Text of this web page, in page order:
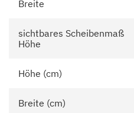
Breite
sichtbares Scheibenmaß
Höhe
Höhe (cm)
Breite (cm)